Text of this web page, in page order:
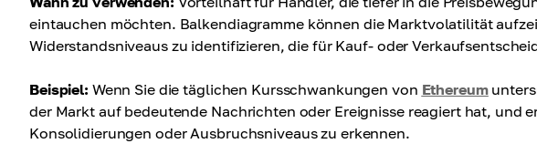
eintauchen möchten. Balkendiagramme können die Marktvolatilität
Widerstandsniveaus zu identifizieren, die für Kauf- oder
Beispiel: Wenn Sie die täglichen Kursschwankungen von Ethereum
der Markt auf bedeutende Nachrichten oder Ereignisse reagiert hat, und
Konsolidierungen oder Ausbruchsniveaus zu erkennen.